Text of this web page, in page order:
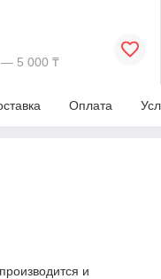
— 5 000 ₸
Оплата
и